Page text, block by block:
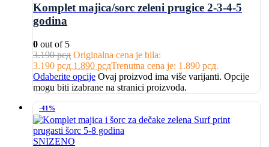
Komplet majica/sorc zeleni prugice 2-3-4-5
godina
0 out of 5
3.190рсд Originalna cena je bila:
3.190 рсд.1.890 рсдTrenutna cena je: 1.890 рсд.
Odaberite opcije Ovaj proizvod ima više varijanti. Opcije
mogu biti izabrane na stranici proizvoda.
-41%
SNIZENO